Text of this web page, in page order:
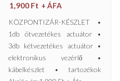
1,900 Ft + ÁFA
KÖZPONTIZÁR-KÉSZLET •
1db ötvezetékes actuátor •
3db kétvezetékes actuátor •
elektronikus vezérlő •
kábelkészlet • tartozékok